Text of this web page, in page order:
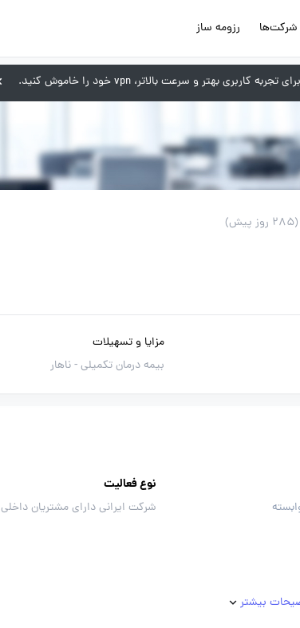
شرکت‌ها رزومه ساز
(285 روز پیش)
مزایا و تسهیلات
بیمه درمان تکمیلی - ناهار
نوع فعالیت
شرکت ایرانی دارای مشتریان داخلی
بیشتر
برای تجربه کاربری بهتر و سرعت بالاتر، vpn خود را خاموش کنید.